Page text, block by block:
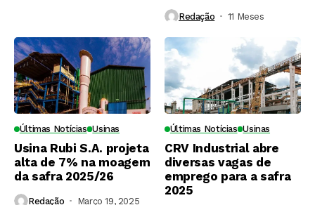
Redação 11 Meses ⁮
Últimas Notícias Usinas
Usina Rubi S.A. projeta
alta de 7% na moagem
da safra 2025/26
Redação Março 19, 2025
Últimas Notícias Usinas
CRV Industrial abre
diversas vagas de
emprego para a safra
2025